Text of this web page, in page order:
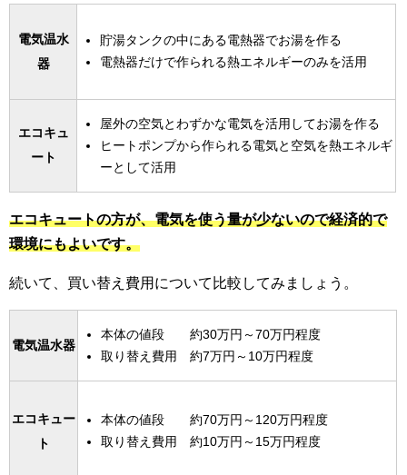
電気温水
器
貯湯タンクの中にある電熱器でお湯を作る
電熱器だけで作られる熱エネルギーのみを活用
エコキュ
ート
屋外の空気とわずかな電気を活用してお湯を作る
ヒートポンプから作られる電気と空気を熱エネルギ
ーとして活用
エコキュートの方が、電気を使う量が少ないので経済的で
環境にもよいです。
続いて、買い替え費用について比較してみましょう。
電気温水器
本体の値段 約30万円～70万円程度
取り替え費用 約7万円～10万円程度
エコキュー
ト
本体の値段 約70万円～120万円程度
取り替え費用 約10万円～15万円程度